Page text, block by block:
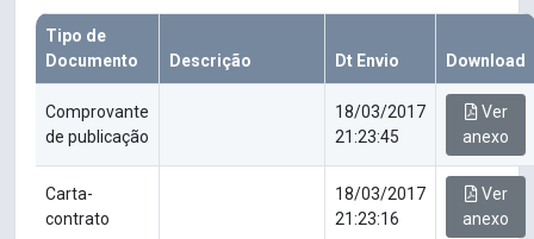
Tipo de
Documento
Descrição Dt Envio Download
Comprovante
de publicação
18/03/2017
21:23:45
Ver
anexo
Carta-
contrato
18/03/2017
21:23:16
Ver
anexo